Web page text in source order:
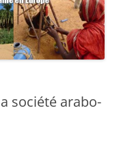
société arabo-